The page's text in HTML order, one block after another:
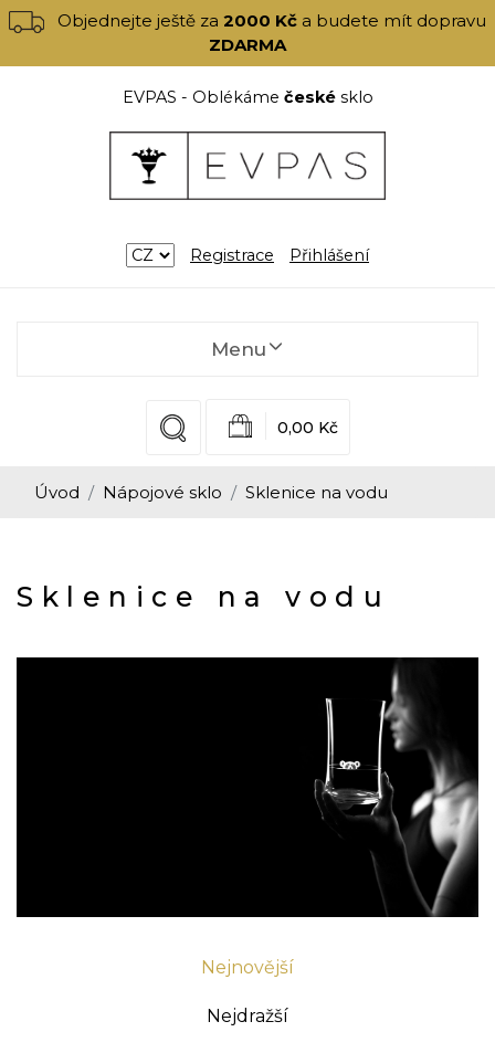
Objednejte ještě za2000 Kč a budete mít dopravu
ZDARMA
EVPAS - Oblékáme českésklo
Registrace Přihlášení
Menu
0,00 Kč
Úvod Nápojové sklo Sklenice na vodu
Sklenice na vodu
Nejnovější
Nejdražší